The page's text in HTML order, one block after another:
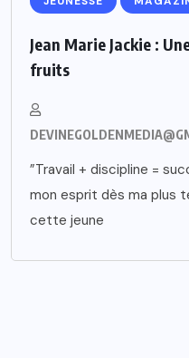
Jean Marie Jackie :
fruits
”Travail + discipline =
mon esprit dès ma plus
cette jeune